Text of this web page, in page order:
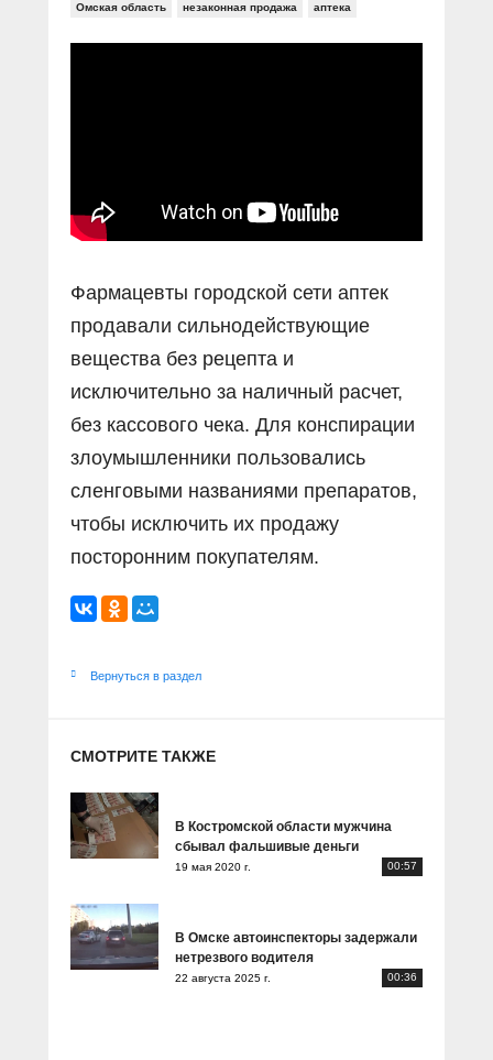
Омская область незаконная продажа аптека
Фармацевты городской сети аптек
продавали сильнодействующие
вещества без рецепта и
исключительно за наличный расчет,
без кассового чека. Для конспирации
злоумышленники пользовались
сленговыми названиями препаратов,
чтобы исключить их продажу
посторонним покупателям.
Вернуться в раздел
СМОТРИТЕ ТАКЖЕ
В Костромской области мужчина
сбывал фальшивые деньги
19 мая 2020 г. 00:57
В Омске автоинспекторы задержали
нетрезвого водителя
22 августа 2025 г. 00:36